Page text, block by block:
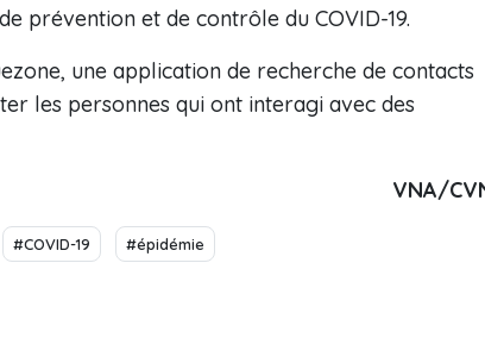
prévention et de contrôle du COVID-19.
une application de recherche de contacts
les personnes qui ont interagi avec des
VNA/
#COVID-19 #épidémie